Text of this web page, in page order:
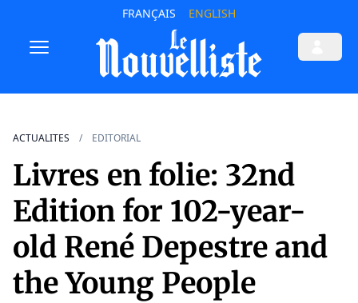
FRANÇAIS ENGLISH
ACTUALITES EDITORIAL
Livres en folie: 32nd
Edition for 102-year-
old René Depestre and
the Young People